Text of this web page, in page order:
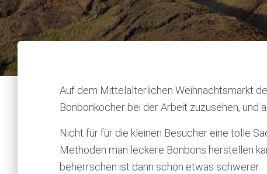
Auf dem Mittelalterlichen Weihnachtsmarkt
Bonbonkocher bei der Arbeit zuzusehen, und
Nicht für für die kleinen Besucher eine tolle
Methoden man leckere Bonbons herstellen
beherrschen ist dann schon etwas schwerer.